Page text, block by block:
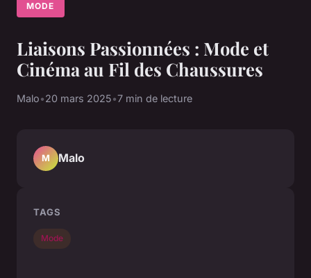
MODE
Liaisons Passionnées : Mode et
Cinéma au Fil des Chaussures
Malo•20 mars 2025•7 min de lecture
M Malo
TAGS
Mode